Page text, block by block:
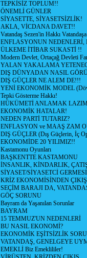
TEPKİSİZ TOPLUM!!
ÖNEMLİ GÜNLER
SİYASETTE, SİYASETSİZLİK!
AKLA, VİCDANA DAVET!!
Vatandaş Sezen'in Hakkı
ENFLASYONUN NEDENLERİ,
ÜLKEME İTİBAR SUKASTİ !!
Modern Devlet, Ortaçağ Devleti
YALAN YAKALAMA
DIŞ DÜNYADAN NASIL
DIŞ GÜÇLER NE ALEM DE!!!
YENİ EKONOMİK MODEL
Tepki Gösterme Hakkı!
HÜKÜMETİ ANLAMAK
EKONOMİK HATALAR!
NEDEN PARTİ TUTARIZ?
ENFLASYON ve MAAŞ ZAM
DIŞ GÜÇLER (Dış Güçlerin, İç
EKONOMİDE 20 YILIMIZ!!
Kastamonu Oyunları
BAŞKENTTE KASTAMONU
İNSANLIK, KİNDARLIK,
SİYASET/SİYASETCİ
KRİZ EKONOMİSİNDEN ÇIKIŞ
SEÇİM BARAJI DA,
GÖÇ SORUNU
Bayram da Yaşanılan Sorunlar
BAYRAM
15 TEMMUZ'UN NEDENLERİ
BU NASIL EKONOMİ?
EKONOMİK EŞİTSİZLİK
VATANDAŞ, GENELGEYE
EMEKLİ Biz Emeklililer!